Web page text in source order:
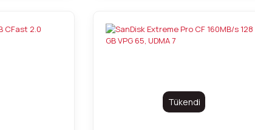
Tükendi